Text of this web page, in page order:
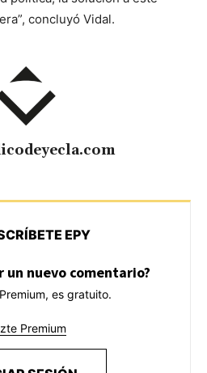
concluyó Vidal.
EPY
un nuevo comentario?
es gratuito.
Premium